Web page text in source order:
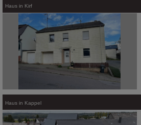
Haus in Kirf
Haus in Kappel